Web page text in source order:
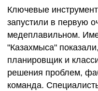
Ключевые
запустили в первую
медеплавильном.
"Казахмыса"
планировщик и
решения проблем,
команда.